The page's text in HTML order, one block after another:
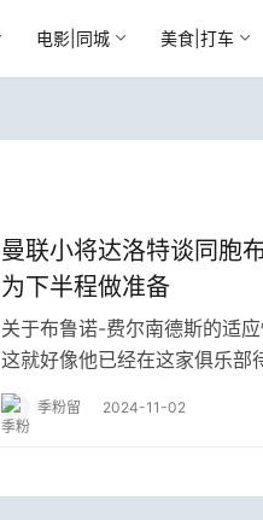
电影|同城 美食|打车
曼联小将达洛特谈同胞
为下半程做准备
关于布鲁诺-费尔南德斯的适
这就好像他已经在这家俱乐部
季粉留 2024-11-02